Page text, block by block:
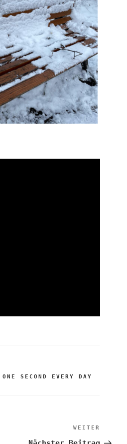
ONE SECOND EVERY DAY
Beitrag
WEITER